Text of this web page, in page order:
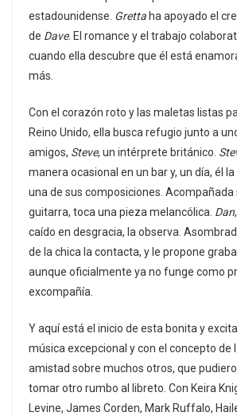
estadounidense. Gretta ha apoyado el
de Dave. El romance y el trabajo
cuando ella descubre que él está
más.
Con el corazón roto y las maletas listas
Reino Unido, ella busca refugio junto a
amigos, Steve, un intérprete británico.
manera ocasional en un bar y, un día, él
una de sus composiciones. Acompañada
guitarra, toca una pieza melancólica. Dan
caído en desgracia, la observa.
de la chica la contacta, y le propone
aunque oficialmente ya no funge como
excompañía.
Y aquí está el inicio de esta bonita y
música excepcional y con el concepto de
amistad sobre muchos otros, que
tomar otro rumbo al libreto. Con Keira
Levine, James Corden, Mark Ruffalo,